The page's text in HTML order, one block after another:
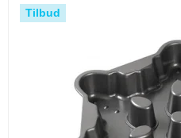
Tilbud